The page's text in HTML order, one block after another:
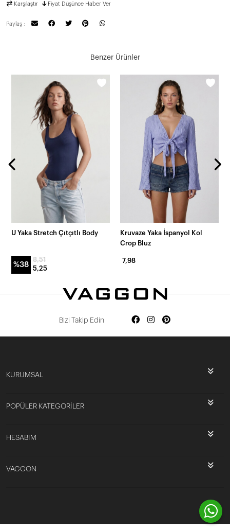
Karşılaştır Fiyat Düşünce Haber Ver
Paylaş :
Benzer Ürünler
U Yaka Stretch Çıtçıtlı Body
%38
8,51
5,25
Kruvaze Yaka İspanyol Kol
Crop Bluz
7,98
Bizi Takip Edin
KURUMSAL
POPÜLER KATEGORİLER
HESABIM
VAGGON